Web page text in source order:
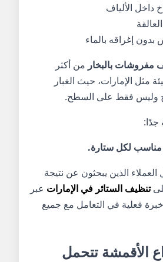
داخل الألياف
بدون إغراقه بالماء
مفروشات بالبخار من أكثر
مثل الإمارات، حيث الغبار
وليس فقط على السطح.
جدًا:
لكل ستارة.
الذين يبحثون عن نتيجة
تنظيف الستائر في الإمارات عبر
فعلية في التعامل مع جميع
الأقمشة تتحمل